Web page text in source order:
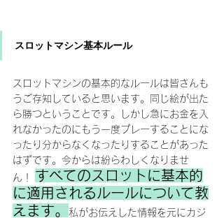
スロットマシン基本ルール
スロットマシンの基本的なルールは皆さんも
うご存知していると思います。同じ絵が出た
ら勝つということです。しかし急にお金を入
れなかったのにもう一度プレーすることにな
ったり分からなくなったりすることがあった
はずです。今からは紛らわしくなりませ
ん！ すべてのスロットに基本的
に適用されるルールについて教
えます。
私がお伝えした情報を元にカジ